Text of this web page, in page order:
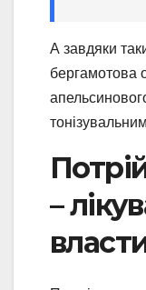
А завдяки
бергамотова
–